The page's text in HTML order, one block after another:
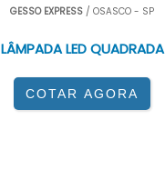
GESSO EXPRESS / OSASCO - SP
LÂMPADA LED QUADRADA
COTAR AGORA